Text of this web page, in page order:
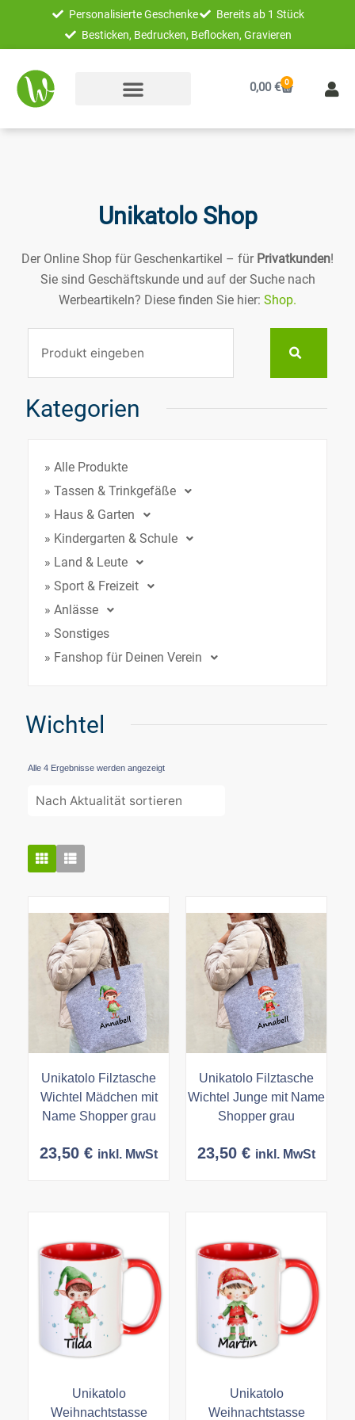
springen
Personalisierte Geschenke
Bereits ab 1 Stück
Besticken, Bedrucken, Beflocken, Gravieren
0,00€ 0
Warenkorb
Unikatolo Shop
Der Online Shop für Geschenkartikel – für Privatkunden!
Sie sind Geschäftskunde und auf der Suche nach
Werbeartikeln? Diese finden Sie hier: Shop.
Kategorien
» Alle Produkte
» Tassen & Trinkgefäße
» Haus & Garten
» Kindergarten & Schule
» Land & Leute
» Sport & Freizeit
» Anlässe
» Sonstiges
» Fanshop für Deinen Verein
Wichtel
Alle 4 Ergebnisse werden angezeigt
Unikatolo Filztasche
Wichtel Mädchen mit
Name Shopper grau
23,50 € inkl. MwSt
Unikatolo Filztasche
Wichtel Junge mit Name
Shopper grau
23,50 € inkl. MwSt
Unikatolo
Weihnachtstasse
Unikatolo
Weihnachtstasse